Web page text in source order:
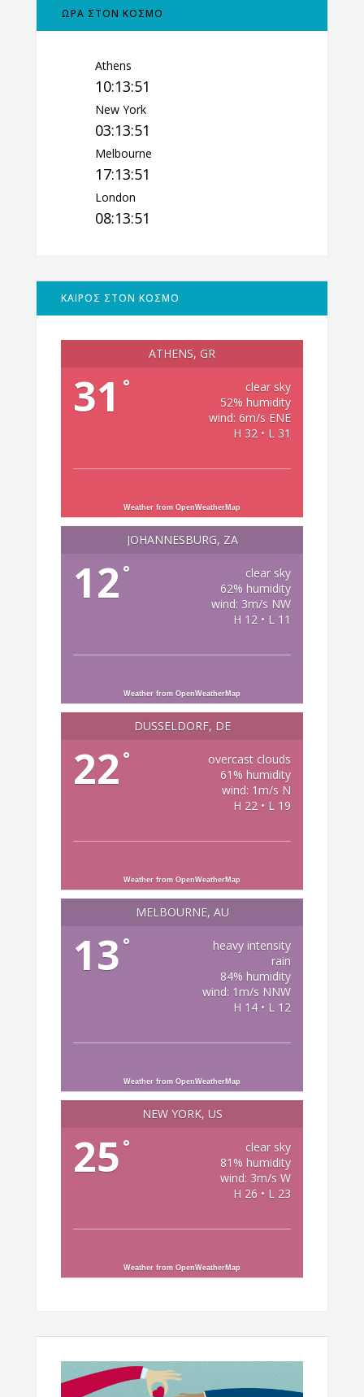
ΩΡΑ ΣΤΟΝ ΚΟΣΜΟ
Athens
10:13:52
New York
03:13:52
Melbourne
17:13:52
London
08:13:52
ΚΑΙΡΟΣ ΣΤΟΝ ΚΟΣΜΟ
ATHENS, GR
31 °
clear sky
52% humidity
wind: 6m/s ENE
H 32 • L 31
Weather from OpenWeatherMap
JOHANNESBURG, ZA
12 °
clear sky
62% humidity
wind: 3m/s NW
H 12 • L 11
Weather from OpenWeatherMap
DÜSSELDORF, DE
22 °
overcast clouds
61% humidity
wind: 1m/s N
H 22 • L 19
Weather from OpenWeatherMap
MELBOURNE, AU
13 °
heavy intensity
rain
84% humidity
wind: 1m/s NNW
H 14 • L 12
Weather from OpenWeatherMap
NEW YORK, US
25 °
clear sky
81% humidity
wind: 3m/s W
H 26 • L 23
Weather from OpenWeatherMap